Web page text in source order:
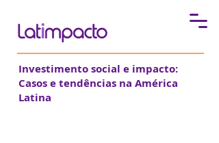
Investimento social e impacto:
Casos e tendências na América
Latina